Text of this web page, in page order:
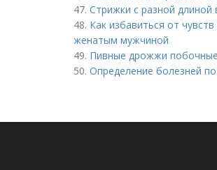
47. Стрижки с разной
48. Как избавиться от
женатым мужчиной
49. Пивные дрожжи
50. Определение болезней